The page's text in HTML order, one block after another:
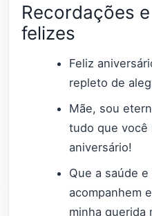
Recordações
felizes
Feliz
repleto de
Mãe, sou
tudo que você
aniversário!
Que a saúde
acompanhem
minha querida